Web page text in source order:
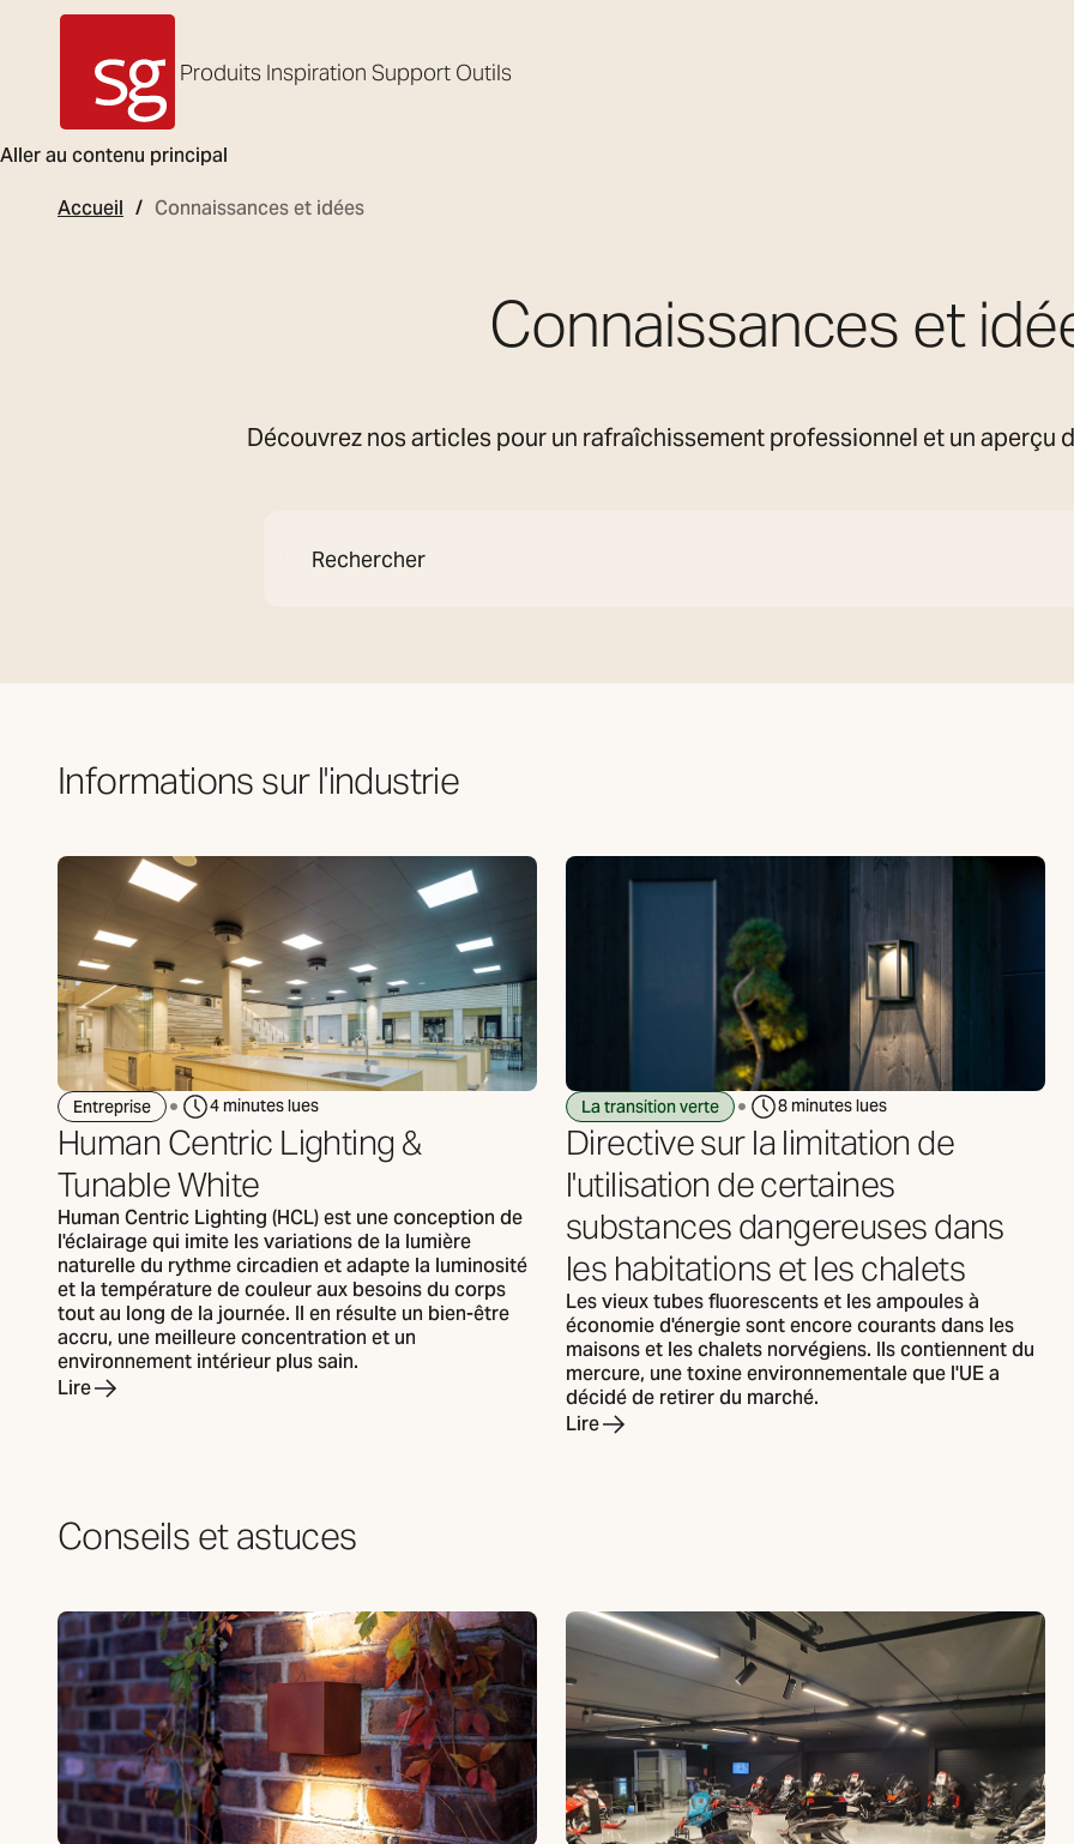
Aller au contenu principal
SG Armaturen
Produits Inspiration Support Outils
Accueil Connaissances et idées
Connaissances et
Découvrez nos articles pour un rafraîchissement professionnel et un aperçu
Informations sur l'industrie
Entreprise 4 minutes lues
Human Centric Lighting &
Tunable White
Human Centric Lighting (HCL) est une conception de
l'éclairage qui imite les variations de la lumière
naturelle du rythme circadien et adapte la luminosité
et la température de couleur aux besoins du corps
tout au long de la journée. Il en résulte un bien-être
accru, une meilleure concentration et un
environnement intérieur plus sain.
Lire
La transition verte 8 minutes lues
Directive sur la limitation de
l'utilisation de certaines
substances dangereuses dans
les habitations et les chalets
Les vieux tubes fluorescents et les ampoules à
économie d'énergie sont encore courants dans les
maisons et les chalets norvégiens. Ils contiennent du
mercure, une toxine environnementale que l'UE a
décidé de retirer du marché.
Lire
Conseils et astuces